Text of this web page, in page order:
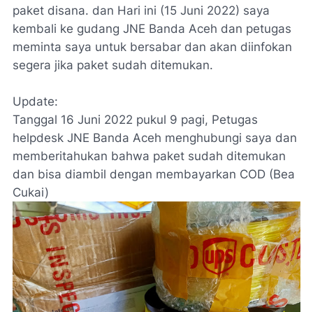
paket disana. dan Hari ini (15 Juni 2022) saya
kembali ke gudang JNE Banda Aceh dan petugas
meminta saya untuk bersabar dan akan diinfokan
segera jika paket sudah ditemukan.
Update:
Tanggal 16 Juni 2022 pukul 9 pagi, Petugas
helpdesk JNE Banda Aceh menghubungi saya dan
memberitahukan bahwa paket sudah ditemukan
dan bisa diambil dengan membayarkan COD (Bea
Cukai)